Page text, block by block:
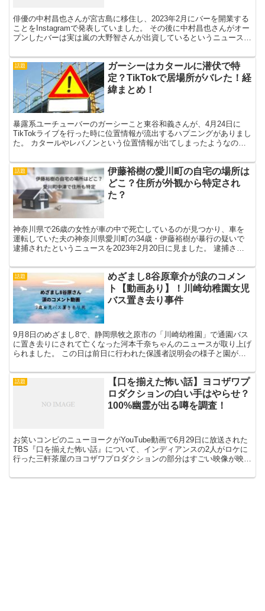
俳優の中村昌也さんが宮古島に移住し、2023年2月にバーを開業する
ことをInstagramで発表していました。 その後に中村昌也さんがオー
プンしたバーは実は嵐の大野智さんが出資しているというニュースを
話題
ガーシーはカタールに潜伏で特
定？TikTokで居場所がバレた！経
緯まとめ！
暴露系ユーチューバーのガーシーこと東谷和義さんが、4月24日に
TikTokライブを行った時に位置情報が流出するハプニングがありまし
た。 カタールやレバノンという位置情報が出てしまったようなので
話題
伊藤裕樹の愛川町の自宅の場所は
どこ？住所が外観から特定され
た？
神奈川県で26歳の女性が車の中で死亡しているのが見つかり、車を
運転していた夫の神奈川県愛川町の34歳・伊藤裕樹が暴行の疑いで
逮捕されたというニュースを2023年2月20日に見ました。 逮捕され
話題
めざまし8谷原章介が涙のコメン
ト【動画あり】！川崎幼稚園女児
バス置き去り事件
9月8日のめざまし8で、静岡県牧之原市の「川崎幼稚園」で通園バス
に置き去りにされて亡くなった河本千奈ちゃんのニュースが取り上げ
られました。 この日は前日に行われた保護者説明会の様子と園が開
話題
【口を揃えた怖い話】ヨコザワプ
ロダクションの白い手はやらせ？
100%幽霊が出る噂を調査！
お笑いコンビのニューヨークがYouTube動画で6月29日に放送された
TBS『口を揃えた怖い話』について、インディアンスの2人がロケに
行った三軒茶屋のヨコザワプロダクションの部分はすごい映像が映っ